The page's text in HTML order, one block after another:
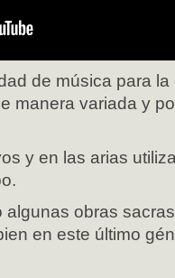
de música para
manera variada y
y en las arias
algunas obras
en este último